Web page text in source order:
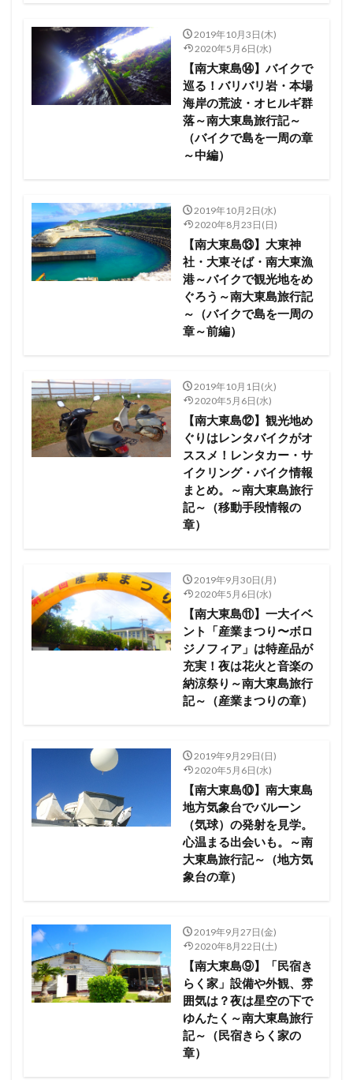
2019年10月3日(木)
2020年5月6日(水)
【南大東島⑭】バイクで
巡る！バリバリ岩・本場
海岸の荒波・オヒルギ群
落～南大東島旅行記～
（バイクで島を一周の章
～中編）
2019年10月2日(水)
2020年8月23日(日)
【南大東島⑬】大東神
社・大東そば・南大東漁
港～バイクで観光地をめ
ぐろう～南大東島旅行記
～（バイクで島を一周の
章～前編）
2019年10月1日(火)
2020年5月6日(水)
【南大東島⑫】観光地め
ぐりはレンタバイクがオ
ススメ！レンタカー・サ
イクリング・バイク情報
まとめ。～南大東島旅行
記～（移動手段情報の
章）
2019年9月30日(月)
2020年5月6日(水)
【南大東島⑪】一大イベ
ント「産業まつり〜ボロ
ジノフィア」は特産品が
充実！夜は花火と音楽の
納涼祭り～南大東島旅行
記～（産業まつりの章）
2019年9月29日(日)
2020年5月6日(水)
【南大東島⑩】南大東島
地方気象台でバルーン
（気球）の発射を見学。
心温まる出会いも。～南
大東島旅行記～（地方気
象台の章）
2019年9月27日(金)
2020年8月22日(土)
【南大東島⑨】「民宿き
らく家」設備や外観、雰
囲気は？夜は星空の下で
ゆんたく～南大東島旅行
記～（民宿きらく家の
章）